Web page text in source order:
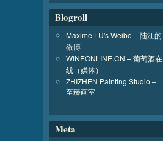
Blogroll
Maxime LU's Weibo – 陆江的
微博
WINEONLINE.CN – 葡萄酒在
线（媒体）
ZHIZHEN Painting Studio –
至臻画室
Meta